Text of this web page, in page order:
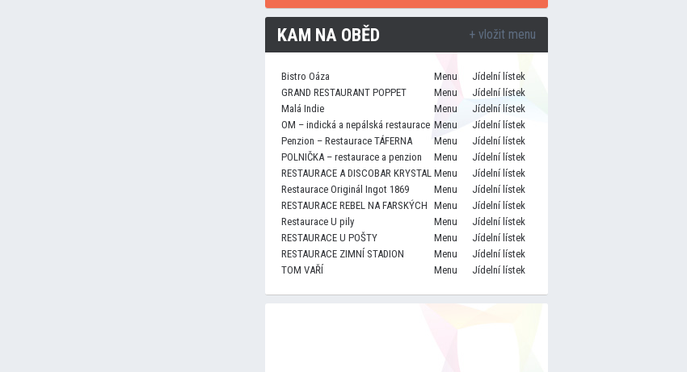
KAM NA OBĚD + vložit menu
Bistro Oáza Menu
Jídelní lístek
GRAND RESTAURANT POPPET
Menu
Jídelní lístek
Malá Indie
Menu
Jídelní lístek
OM – indická a nepálská restaurace Menu
Jídelní lístek
Penzion – Restaurace TÁFERNA
Menu
Jídelní lístek
POLNIČKA – restaurace a penzion
Menu
Jídelní lístek
RESTAURACE A DISCOBAR KRYSTAL Menu
Jídelní lístek
Restaurace Originál Ingot 1869
Menu
Jídelní lístek
RESTAURACE REBEL NA FARSKÝCH Menu
Jídelní lístek
Restaurace U pily
Menu
Jídelní lístek
RESTAURACE U POŠTY
Menu
Jídelní lístek
RESTAURACE ZIMNÍ STADION
Menu
Jídelní lístek
TOM VAŘÍ
Menu Jídelní lístek